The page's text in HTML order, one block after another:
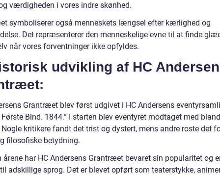
værdigheden i vores indre skønhed.
symboliserer også menneskets længsel efter kærlighed og
Det repræsenterer den menneskelige evne til at finde
når vores forventninger ikke opfyldes.
udvikling af HC
Grantræet blev først udgivet i HC Andersens
Første Bind. 1844.” I starten blev eventyret modtaget med
kritikere fandt det trist og dystert, mens andre roste det
filosofiske betydning.
årene har HC Andersens Grantræet bevaret sin popularitet og
adskillige sprog. Det er blevet opført som teaterstykke,